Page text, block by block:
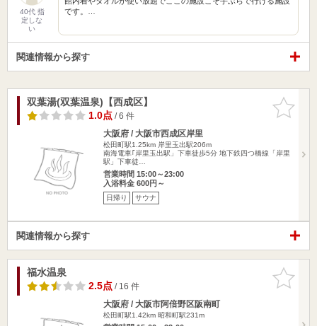
40代 指
定しな
い
です。…
関連情報から探す
お気に入
りに追加
双葉湯(双葉温泉)【西成区】
1.0点/ 6 件
大阪府 / 大阪市西成区岸里
松田町駅1.25km 岸里玉出駅206m
南海電車｢岸里玉出駅」下車徒歩5分 地下鉄四つ橋線「岸里
駅」下車徒…
営業時間 15:00～23:00
入浴料金 600円～
日帰り サウナ
関連情報から探す
お気に入
りに追加
福水温泉
2.5点/ 16 件
大阪府 / 大阪市阿倍野区阪南町
松田町駅1.42km 昭和町駅231m